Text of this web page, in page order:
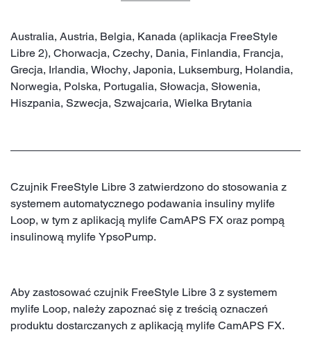
Australia, Austria, Belgia, Kanada (aplikacja FreeStyle
Libre 2), Chorwacja, Czechy, Dania, Finlandia, Francja,
Grecja, Irlandia, Włochy, Japonia, Luksemburg, Holandia,
Norwegia, Polska, Portugalia, Słowacja, Słowenia,
Hiszpania, Szwecja, Szwajcaria, Wielka Brytania
Czujnik FreeStyle Libre 3 zatwierdzono do stosowania z
systemem automatycznego podawania insuliny mylife
Loop, w tym z aplikacją mylife CamAPS FX oraz pompą
insulinową mylife YpsoPump.
Aby zastosować czujnik FreeStyle Libre 3 z systemem
mylife Loop, należy zapoznać się z treścią oznaczeń
produktu dostarczanych z aplikacją mylife CamAPS FX.